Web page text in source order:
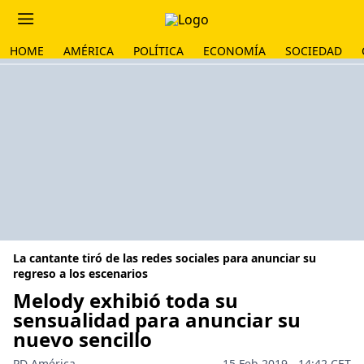
HOME AMÉRICA POLÍTICA ECONOMÍA SOCIEDAD
La cantante tiró de las redes sociales para anunciar su
regreso a los escenarios
Melody exhibió toda su
sensualidad para anunciar su
nuevo sencillo